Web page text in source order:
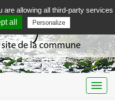
de la commune
are allowing all third-party services
all
Personalize